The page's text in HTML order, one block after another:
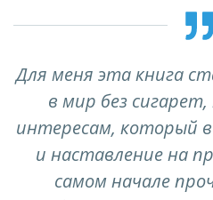
Для меня эта книга
в мир без
интересам, который
и наставление на
самом начале